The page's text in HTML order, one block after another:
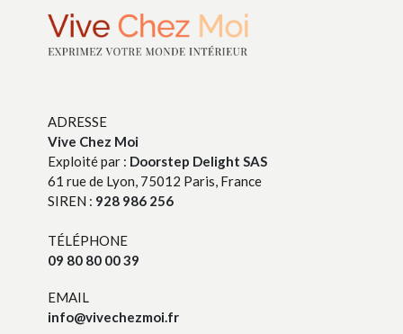
ADRESSE
Vive Chez Moi
Exploité par : Doorstep Delight SAS
61 rue de Lyon, 75012 Paris, France
SIREN : 928 986 256
TÉLÉPHONE
09 80 80 00 39
EMAIL
info@vivechezmoi.fr